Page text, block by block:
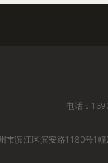
电话：
市滨江区滨安路1180号1